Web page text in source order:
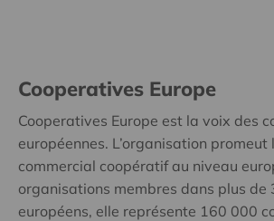
Cooperatives Europe
Cooperatives Europe est la voix des
européennes. L’organisation promeut
commercial coopératif au niveau
organisations membres dans plus de
européens, elle représente 160 000